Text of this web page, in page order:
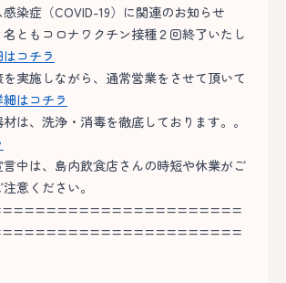
染症（COVID-19）に関連のお知らせ
ともコロナワクチン接種２回終了いたし
コチラ
実施しながら、通常営業をさせて頂いて
細はコチラ
は、洗浄・消毒を徹底しております。。
中は、島内飲食店さんの時短や休業がご
意ください。